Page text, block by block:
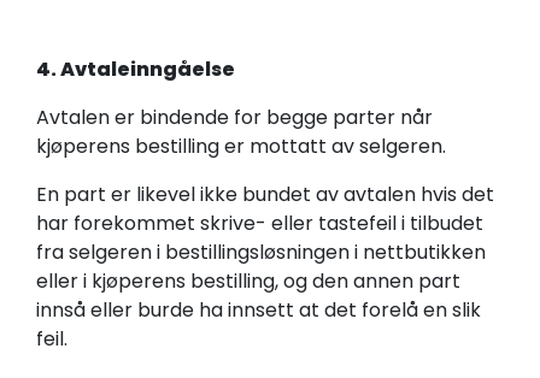
4. Avtaleinngåelse
Avtalen er bindende for begge parter når
kjøperens bestilling er mottatt av selgeren.
En part er likevel ikke bundet av avtalen hvis det
har forekommet skrive- eller tastefeil i tilbudet
fra selgeren i bestillingsløsningen i nettbutikken
eller i kjøperens bestilling, og den annen part
innså eller burde ha innsett at det forelå en slik
feil.